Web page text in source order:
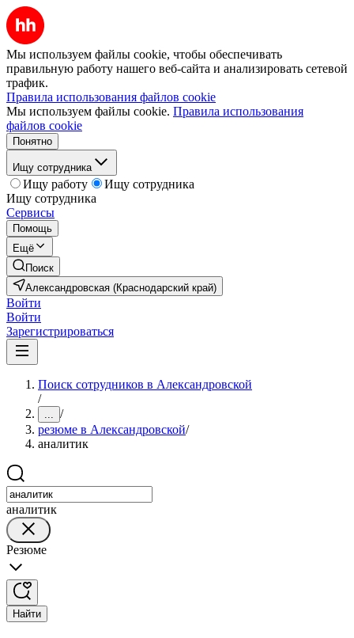
Мы используем файлы cookie, чтобы обеспечивать
правильную работу нашего веб-сайта и анализировать сетевой
трафик.
Правила использования файлов cookie
Мы используем файлы cookie. Правила использования
файлов cookie
Понятно
Ищу сотрудника
Ищу работу
Ищу сотрудника
Ищу сотрудника
Сервисы
Помощь
Ещё
Поиск
Александровская (Краснодарский край)
Войти
Войти
Зарегистрироваться
Поиск сотрудников в Александровской
/
... /
резюме в Александровской/
аналитик
аналитик
Резюме
Найти